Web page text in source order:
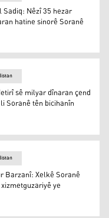
Sadiq: Nêzî 35 hezar
hatine sinorê Soranê
sê milyar dînaran çend
Soranê tên bicihanîn
Barzanî: Xelkê Soranê
ye